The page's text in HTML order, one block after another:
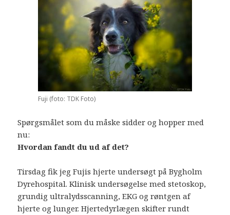
Fuji (foto: TDK Foto)
Spørgsmålet som du måske sidder og hopper med
nu:
Hvordan fandt du ud af det?
Tirsdag fik jeg Fujis hjerte undersøgt på Bygholm
Dyrehospital. Klinisk undersøgelse med stetoskop,
grundig ultralydsscanning, EKG og røntgen af
hjerte og lunger. Hjertedyrlægen skifter rundt